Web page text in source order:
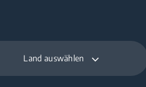
Land auswählen